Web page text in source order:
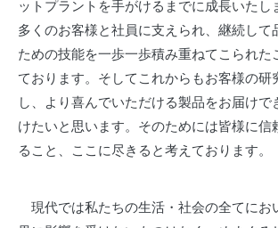
ットプラントを手がけるまでに成長いたし
多くのお客様と社員に支えられ、継続して
ための技能を一歩一歩積み重ねてこられた
ております。そしてこれからもお客様の研
し、より喜んでいただける製品をお届けで
けたいと思います。そのためには皆様に信
ること、ここに尽きると考えております。
現代では私たちの生活・社会の全てにお